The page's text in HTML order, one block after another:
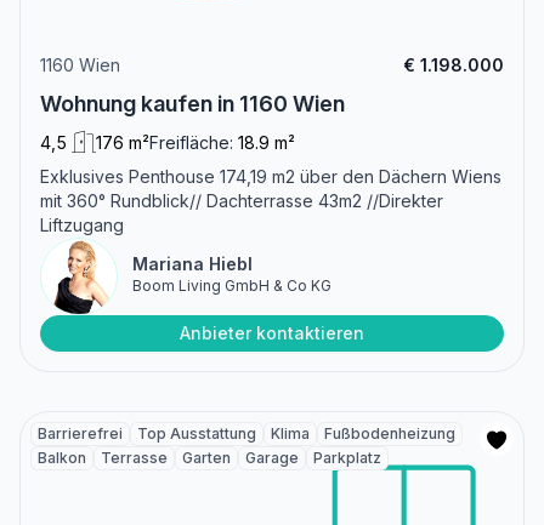
1160 Wien € 1.198.000
Wohnung kaufen in 1160 Wien
4,5 176 m²Freifläche: 18.9 m²
Exklusives Penthouse 174,19 m2 über den Dächern Wiens
mit 360° Rundblick// Dachterrasse 43m2 //Direkter
Liftzugang
Mariana Hiebl
Boom Living GmbH & Co KG
Anbieter kontaktieren
Barrierefrei Top Ausstattung Klima
Fußbodenheizung
Balkon
Terrasse Garten Garage Parkplatz